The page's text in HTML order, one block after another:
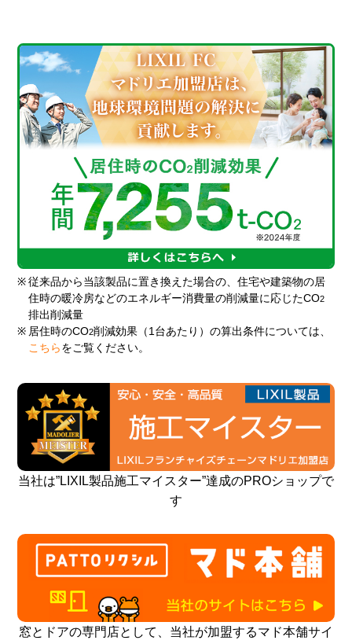
※ 従来品から当該製品に置き換えた場合の、住宅や建築物の居
住時の暖冷房などのエネルギー消費量の削減量に応じたCO2
排出削減量
※ 居住時のCO2削減効果（1台あたり）の算出条件については、
こちら をご覧ください。
当社は”LIXIL製品施工マイスター”達成のPROショップで
す
窓とドアの専門店として、当社が加盟するマド本舗サイ